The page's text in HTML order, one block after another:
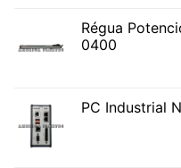
Régua
0400
PC Industrial